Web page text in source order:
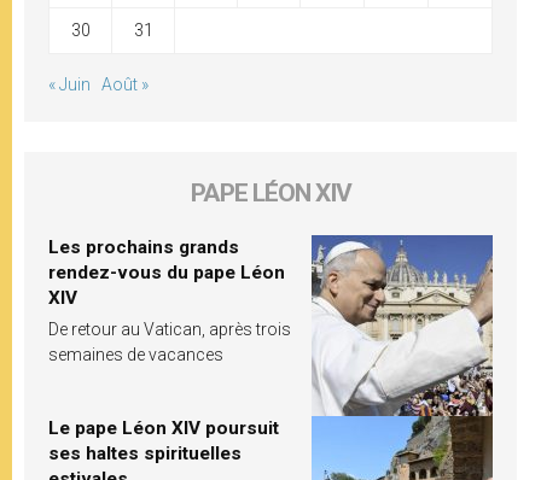
30 31
« Juin Août »
PAPE LÉON XIV
Les prochains grands
rendez-vous du pape Léon
XIV
De retour au Vatican, après trois
semaines de vacances
Le pape Léon XIV poursuit
ses haltes spirituelles